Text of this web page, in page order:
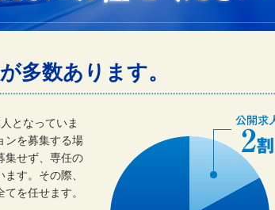
多数あります。
となっていま
ンを募集する場
集せず、専任の
す。その際、
を任せます。